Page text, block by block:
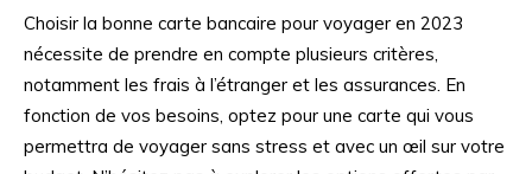
Choisir la bonne carte bancaire pour voyager en 2023
nécessite de prendre en compte plusieurs critères,
notamment les frais à l’étranger et les assurances. En
fonction de vos besoins, optez pour une carte qui vous
permettra de voyager sans stress et avec un œil sur votre